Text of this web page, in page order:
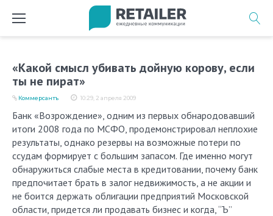
«Какой смысл убивать дойную корову, если
ты не пират»
10:29, 2 апреля 2009
Коммерсантъ
Банк «Возрождение», одним из первых обнародовавший
итоги 2008 года по МСФО, продемонстрировал неплохие
результаты, однако резервы на возможные потери по
ссудам формирует с большим запасом. Где именно могут
обнаружиться слабые места в кредитовании, почему банк
предпочитает брать в залог недвижимость, а не акции и
не боится держать облигации предприятий Московской
области, придется ли продавать бизнес и когда, “Ъ”